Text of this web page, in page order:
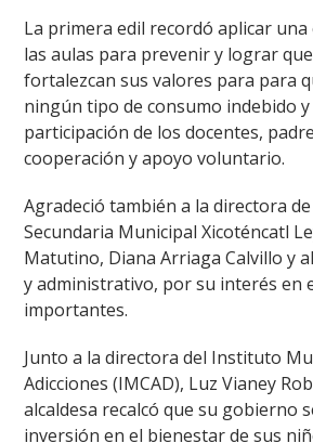
La primera edil recordó aplicar
las aulas para prevenir y lograr
fortalezcan sus valores para para
ningún tipo de consumo indebido
participación de los docentes,
cooperación y apoyo voluntario.
Agradeció también a la directora
Secundaria Municipal Xicoténcatl
Matutino, Diana Arriaga Calvillo y
y administrativo, por su interés en
importantes.
Junto a la directora del Instituto
Adicciones (IMCAD), Luz Vianey
alcaldesa recalcó que su gobierno
inversión en el bienestar de sus